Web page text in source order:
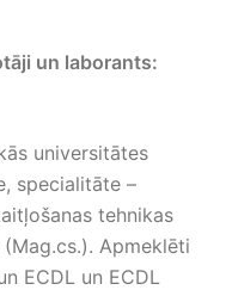
un laborants:
universitātes
specialitāte –
tehnikas
Apmeklēti
ECDL un ECDL